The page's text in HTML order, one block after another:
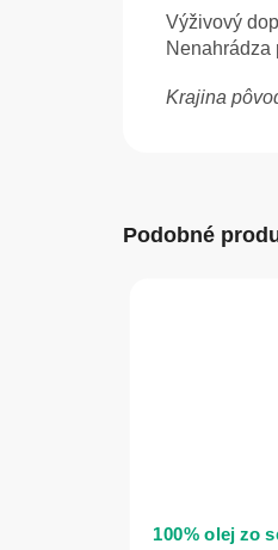
Výživový
Nenahrádza
Krajina
Podobné
100% olej zo